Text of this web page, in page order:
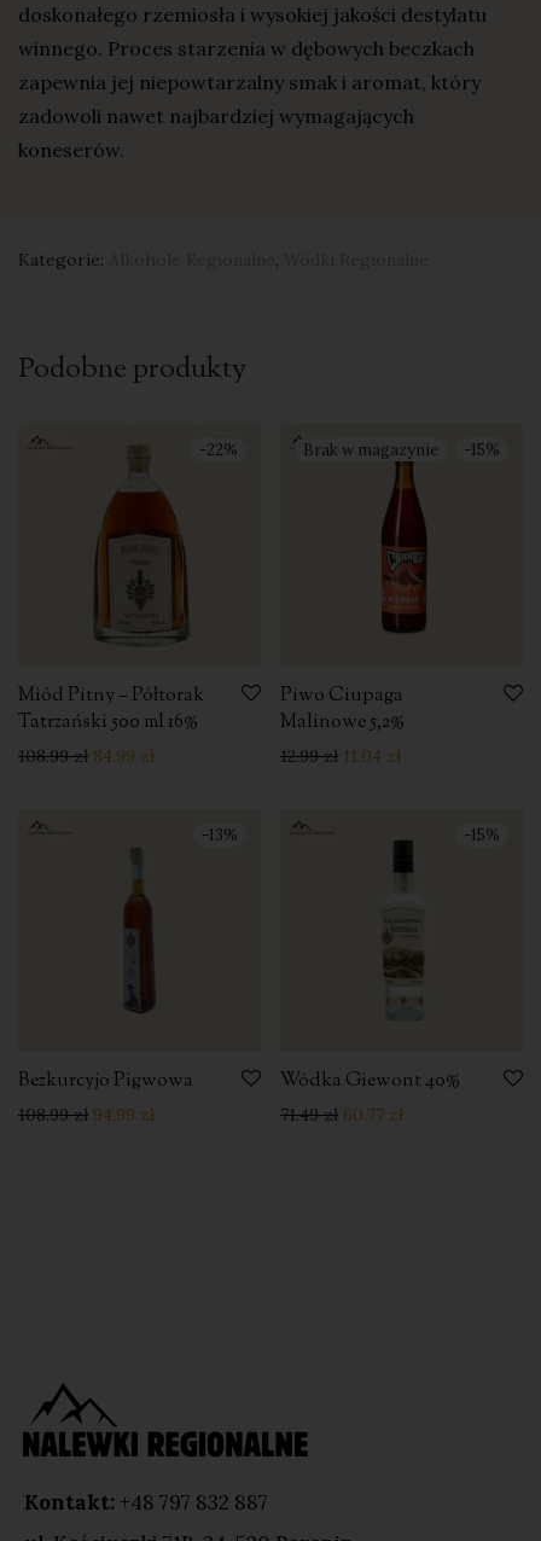
doskonałego rzemiosła i wysokiej jakości destylatu
winnego. Proces starzenia w dębowych beczkach
zapewnia jej niepowtarzalny smak i aromat, który
zadowoli nawet najbardziej wymagających
koneserów.
Kategorie: ,
Podobne produkty
-22%
Miód Pitny – Półtorak
Tatrzański 500 ml 16%
108.99zł 84.99 zł
-15%
Piwo Ciupaga
Malinowe 5,2%
12.99zł 11.04 zł
-13%
Bezkurcyjo Pigwowa
108.99zł 94.99 zł
-15%
Wódka Giewont 40%
71.49zł 60.77 zł
Kontakt: +48 797 832 887